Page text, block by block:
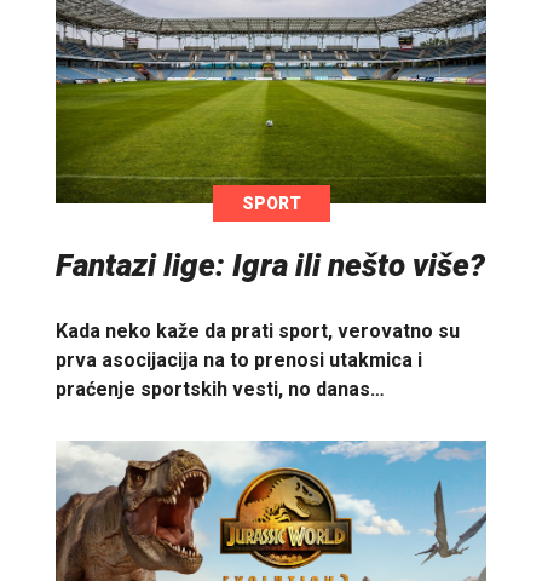
SPORT
Fantazi lige: Igra ili nešto više?
Kada neko kaže da prati sport, verovatno su
prva asocijacija na to prenosi utakmica i
praćenje sportskih vesti, no danas…